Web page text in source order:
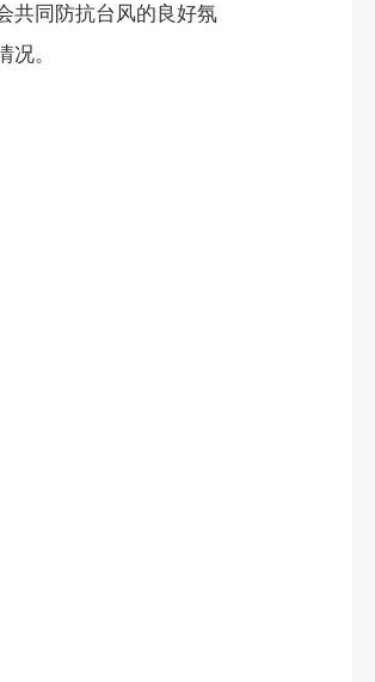
共同防抗台风的良好氛
。